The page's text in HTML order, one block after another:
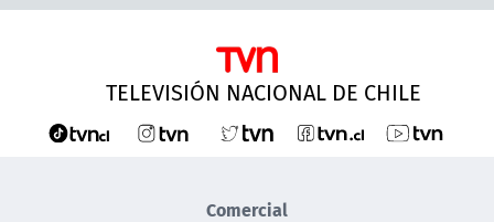
TELEVISIÓN NACIONAL DE CHILE
Comercial